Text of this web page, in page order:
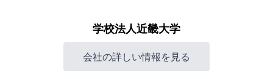
学校法人近畿大学
会社の詳しい情報を見る